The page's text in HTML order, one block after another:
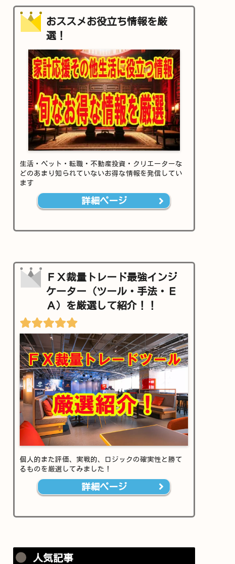
おススメお役立ち情報を厳
選！
生活・ペット・転職・不動産投資・クリエーターな
どのあまり知られていないお得な情報を発信してい
ます
詳細ページ
ＦＸ裁量トレード最強インジ
ケーター（ツール・手法・Ｅ
Ａ）を厳選して紹介！！
個人的また評価、実戦的、ロジックの確実性と勝て
るものを厳選してみました！
詳細ページ
人気記事